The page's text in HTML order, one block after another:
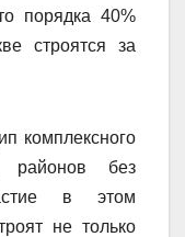
порядка 40%
строятся за
комплексного
районов без
в этом
не только